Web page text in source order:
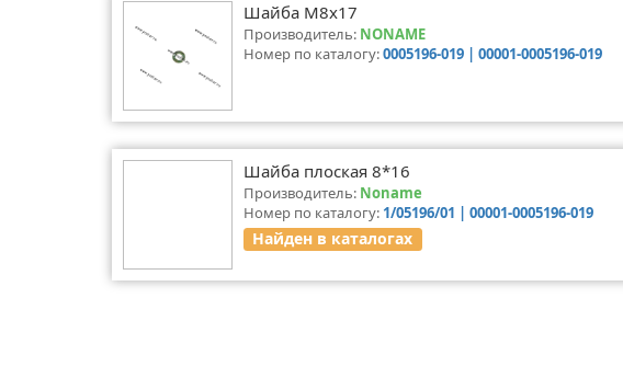
Шайба М8х17
Производитель: NONAME
Номер по каталогу:0005196-019 | 00001-0005196-019
Шайба плоская 8*16
Производитель: Noname
Номер по каталогу: 1/05196/01 | 00001-0005196-019
Найден в каталогах